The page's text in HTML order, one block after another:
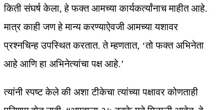
किती संघर्ष केला, हे फक्त आमच्या कार्यकर्त्यांनाच माहीत आहे.
मात्र काही जण हे मान्य करण्याऐवजी आमच्या यशावर
प्रश्नचिन्ह उपस्थित करतात. ते म्हणतात, ‘तो फक्त अभिनेता
आहे आणि हा अभिनेत्यांचा पक्ष आहे.’
त्यांनी स्पष्ट केले की अशा टीकेचा त्यांच्या पक्षावर कोणताही